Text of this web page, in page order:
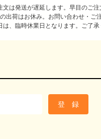
文は発送が遅延します。早目のご注
出荷はお休み。お問い合わせ・ご
は、臨時休業日となります。ご了承